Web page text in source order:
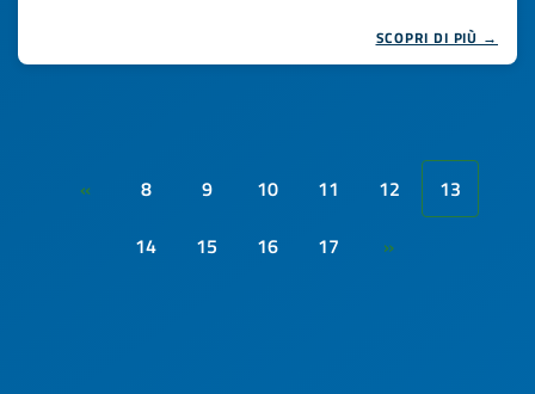
SCOPRI DI PIÙ →
« 8 9 10 11 12
13
14
15 16 17 »